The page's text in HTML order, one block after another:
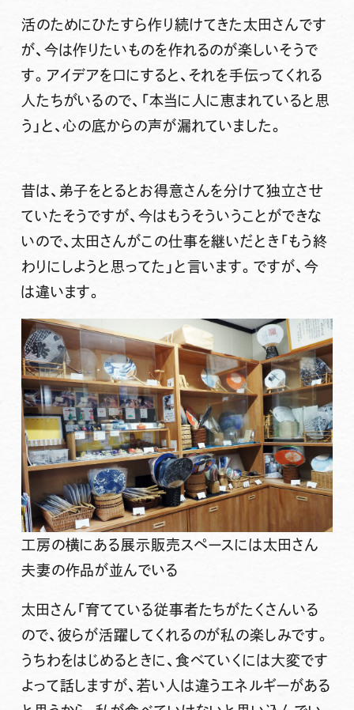
活のためにひたすら作り続けてきた太田さんです
が、今は作りたいものを作れるのが楽しいそうで
す。アイデアを口にすると、それを手伝ってくれる
人たちがいるので、「本当に人に恵まれていると思
う」と、心の底からの声が漏れていました。
昔は、弟子をとるとお得意さんを分けて独立させ
ていたそうですが、今はもうそういうことができな
いので、太田さんがこの仕事を継いだとき「もう終
わりにしようと思ってた」と言います。ですが、今
は違います。
工房の横にある展示販売スペースには太田さん
夫妻の作品が並んでいる
太田さん 「育てている従事者たちがたくさんいる
ので、彼らが活躍してくれるのが私の楽しみです。
うちわをはじめるときに、食べていくには大変です
よって話しますが、若い人は違うエネルギーがある